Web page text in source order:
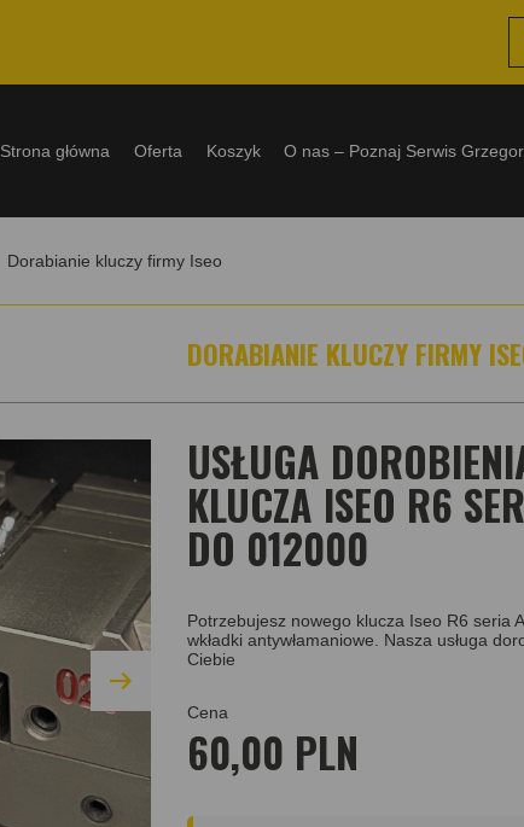
Strona główna Oferta Koszyk O nas – Poznaj Serwis
Dorabianie kluczy firmy Iseo
DORABIANIE KLUCZY FIRMY
USŁUGA
KLUCZA ISEO R6
DO 012000
Potrzebujesz nowego klucza Iseo R6 seria
wkładki antywłamaniowe. Nasza usługa
Ciebie
Cena
60,00 PLN